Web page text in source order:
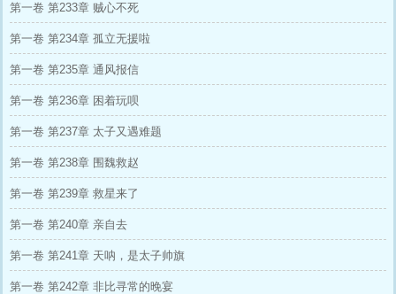
第一卷 第233章 贼心不死
第一卷 第234章 孤立无援啦
第一卷 第235章 通风报信
第一卷 第236章 困着玩呗
第一卷 第237章 太子又遇难题
第一卷 第238章 围魏救赵
第一卷 第239章 救星来了
第一卷 第240章 亲自去
第一卷 第241章 天呐，是太子帅旗
第一卷 第242章 非比寻常的晚宴